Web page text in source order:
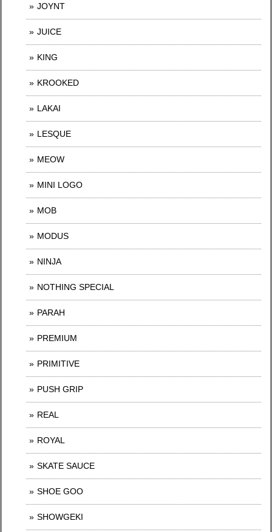
JOYNT
JUICE
KING
KROOKED
LAKAI
LESQUE
MEOW
MINI LOGO
MOB
MODUS
NINJA
NOTHING SPECIAL
PARAH
PREMIUM
PRIMITIVE
PUSH GRIP
REAL
ROYAL
SKATE SAUCE
SHOE GOO
SHOWGEKI